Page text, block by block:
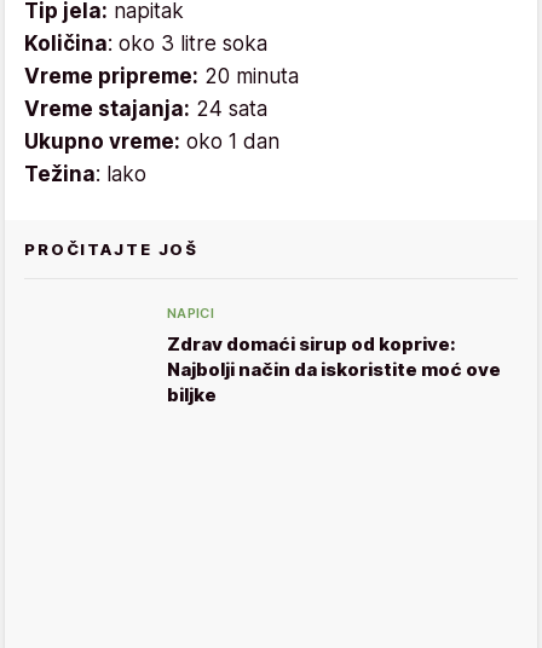
Tip jela: napitak
Količina: oko 3 litre soka
Vreme pripreme: 20 minuta
Vreme stajanja: 24 sata
Ukupno vreme: oko 1 dan
Težina: lako
PROČITAJTE JOŠ
NAPICI
Zdrav domaći sirup od koprive:
Najbolji način da iskoristite moć ove
biljke